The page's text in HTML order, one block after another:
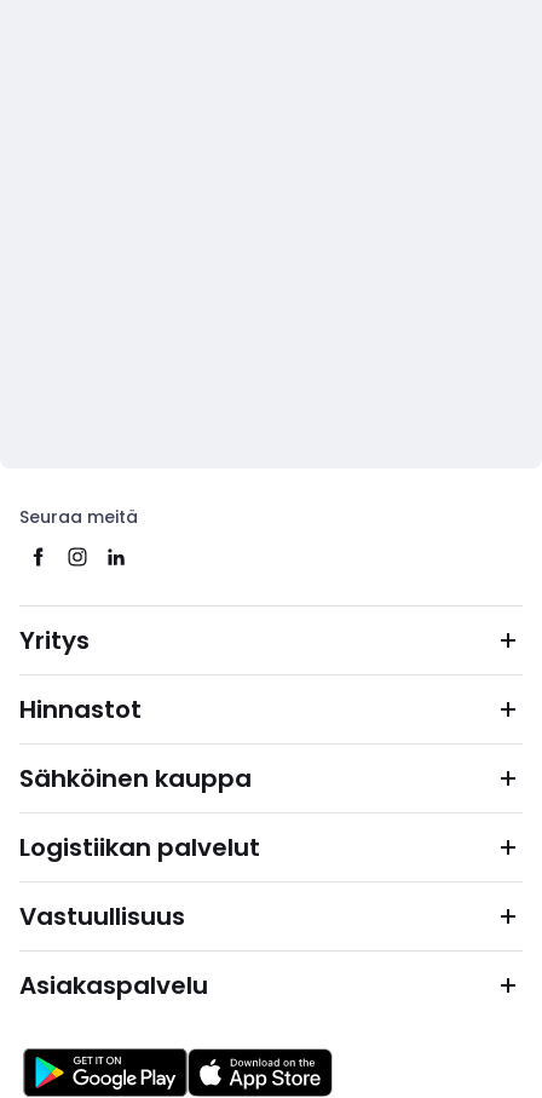
Seuraa meitä
Yritys
Hinnastot
Sähköinen kauppa
Logistiikan palvelut
Vastuullisuus
Asiakaspalvelu